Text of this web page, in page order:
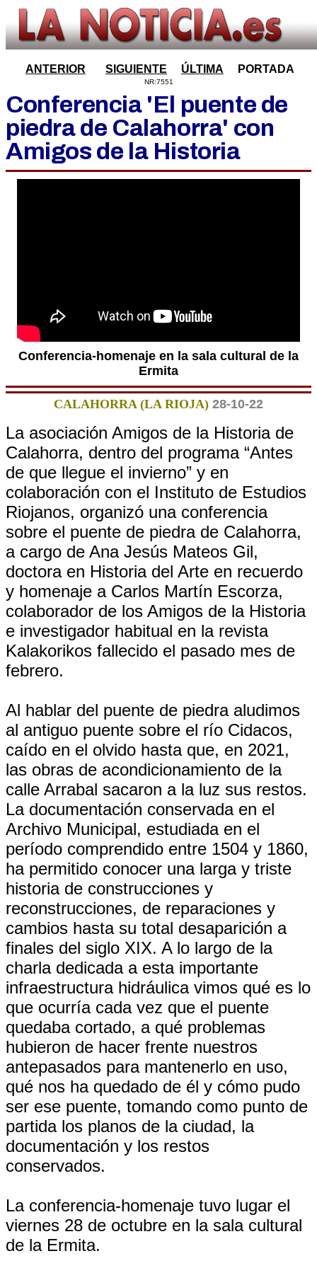
ANTERIOR SIGUIENTE ÚLTIMA PORTADA
NR:7551
Conferencia 'El puente de
piedra de Calahorra' con
Amigos de la Historia
Conferencia-homenaje en la sala cultural de la
Ermita
CALAHORRA (LA RIOJA) 28-10-22
La asociación Amigos de la Historia de
Calahorra, dentro del programa “Antes
de que llegue el invierno” y en
colaboración con el Instituto de Estudios
Riojanos, organizó una conferencia
sobre el puente de piedra de Calahorra,
a cargo de Ana Jesús Mateos Gil,
doctora en Historia del Arte en recuerdo
y homenaje a Carlos Martín Escorza,
colaborador de los Amigos de la Historia
e investigador habitual en la revista
Kalakorikos fallecido el pasado mes de
febrero.
Al hablar del puente de piedra aludimos
al antiguo puente sobre el río Cidacos,
caído en el olvido hasta que, en 2021,
las obras de acondicionamiento de la
calle Arrabal sacaron a la luz sus restos.
La documentación conservada en el
Archivo Municipal, estudiada en el
período comprendido entre 1504 y 1860,
ha permitido conocer una larga y triste
historia de construcciones y
reconstrucciones, de reparaciones y
cambios hasta su total desaparición a
finales del siglo XIX. A lo largo de la
charla dedicada a esta importante
infraestructura hidráulica vimos qué es lo
que ocurría cada vez que el puente
quedaba cortado, a qué problemas
hubieron de hacer frente nuestros
antepasados para mantenerlo en uso,
qué nos ha quedado de él y cómo pudo
ser ese puente, tomando como punto de
partida los planos de la ciudad, la
documentación y los restos
conservados.
La conferencia-homenaje tuvo lugar el
viernes 28 de octubre en la sala cultural
de la Ermita.